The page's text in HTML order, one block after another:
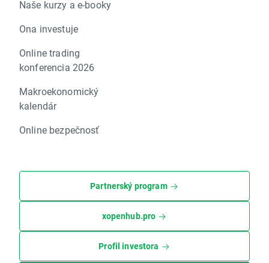
Naše kurzy a e-booky
Ona investuje
Online trading
konferencia 2026
Makroekonomický
kalendár
Online bezpečnosť
Partnerský program
xopenhub.pro
Profil investora